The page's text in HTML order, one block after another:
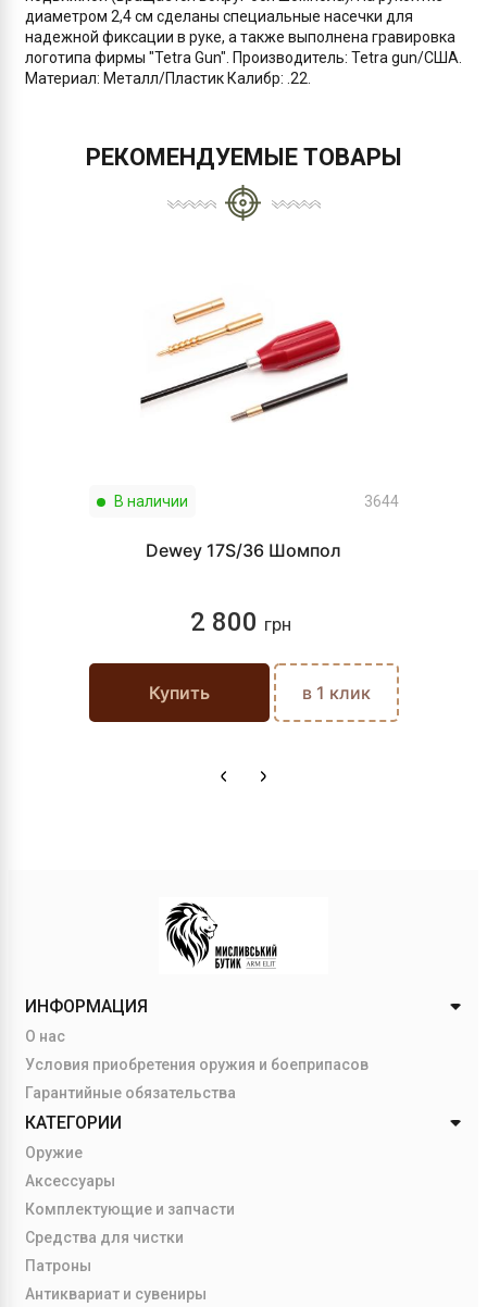
диаметром 2,4 см сделаны специальные насечки для
надежной фиксации в руке, а также выполнена гравировка
логотипа фирмы "Tetra Gun". Производитель: Tetra gun/США.
Материал: Металл/Пластик Калибр: .22.
РЕКОМЕНДУЕМЫЕ ТОВАРЫ
В наличии 3644
Dewey 17S/36 Шомпол
2 800 грн
Купить в 1 клик
ИНФОРМАЦИЯ
О нас
Условия приобретения оружия и боеприпасов
Гарантийные обязательства
КАТЕГОРИИ
Оружие
Аксессуары
Комплектующие и запчасти
Средства для чистки
Патроны
Антиквариат и сувениры